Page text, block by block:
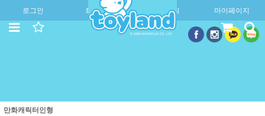
로그인 회원가입 주문조회 마이페이지
만화캐릭터인형